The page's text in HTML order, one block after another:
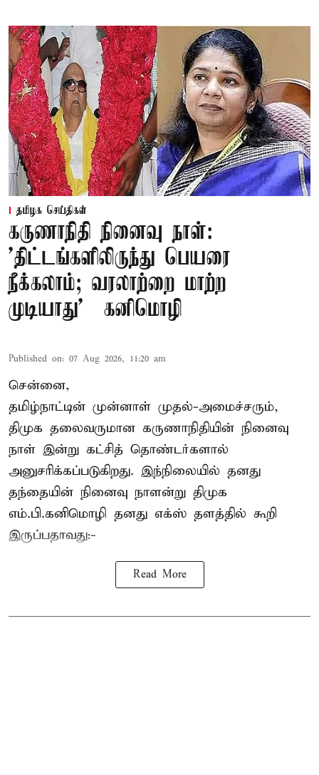
தமிழக செய்திகள்
கருணாநிதி நினைவு நாள்:
'திட்டங்களிலிருந்து பெயரை
நீக்கலாம்; வரலாற்றை மாற்ற
முடியாது' – கனிமொழி
Published on: 07 Aug 2026, 11:20 am
சென்னை,
தமிழ்நாட்டின் முன்னாள் முதல்-அமைச்சரும்,
திமுக தலைவருமான கருணாநிதியின் நினைவு
நாள் இன்று கட்சித் தொண்டர்களால்
அனுசரிக்கப்படுகிறது. இந்நிலையில் தனது
தந்தையின் நினைவு நாளன்று திமுக
எம்.பி.கனிமொழி தனது எக்ஸ் தளத்தில் கூறி
இருப்பதாவது:-
Read More